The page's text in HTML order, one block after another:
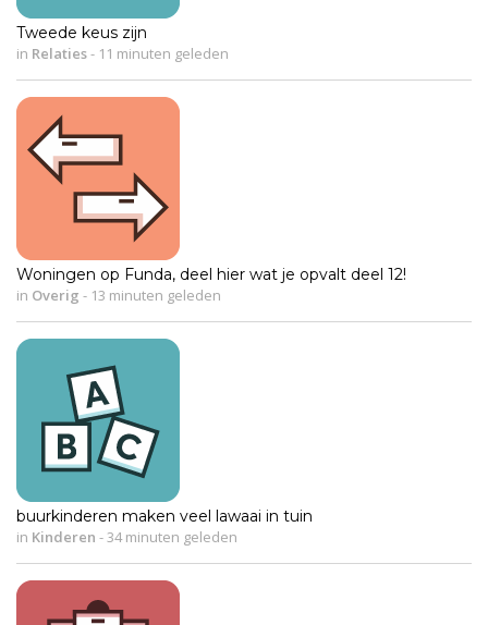
Tweede keus zijn
in Relaties- 11 minuten geleden
Woningen op Funda, deel hier wat je opvalt deel 12!
in Overig - 13 minuten geleden
buurkinderen maken veel lawaai in tuin
in Kinderen -34 minuten geleden